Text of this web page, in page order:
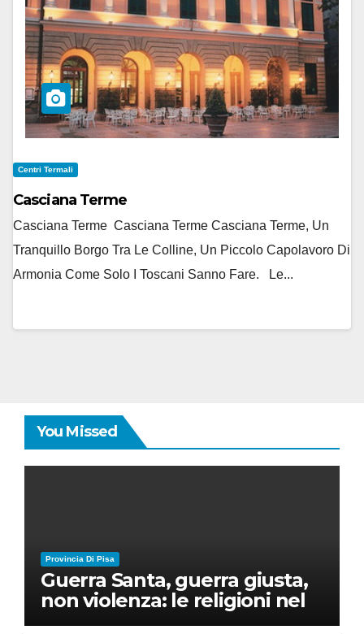
Centri Termali
Casciana Terme
Casciana Terme Casciana Terme Casciana Terme, Un
Tranquillo Borgo Tra Le Colline, Un Piccolo Capolavoro Di
Armonia Come Solo I Toscani Sanno Fare. Le...
You Missed
Provincia Di Pisa
Guerra Santa, guerra giusta,
non violenza: le religioni nel
nuovo disordine mondiale